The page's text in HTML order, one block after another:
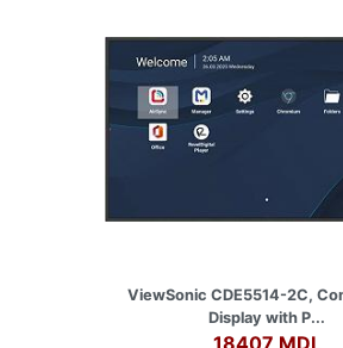
ViewSonic CDE5514-2C,
Display with P...